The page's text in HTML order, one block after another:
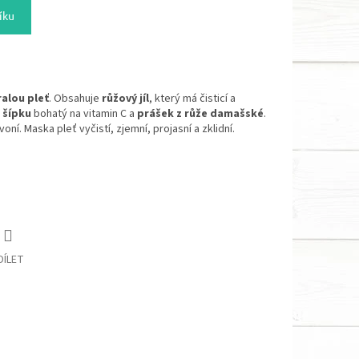
pleť. Obsahuje růžový jíl, který má čisticí a
bohatý na vitamin C a prášek z růže damašské.
Maska pleť vyčistí, zjemní, projasní a zklidní.